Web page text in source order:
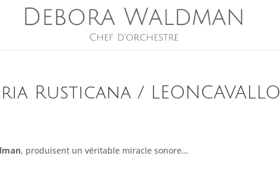
Rusticana / LEONCAVALLO
, produisent un véritable miracle sonore…